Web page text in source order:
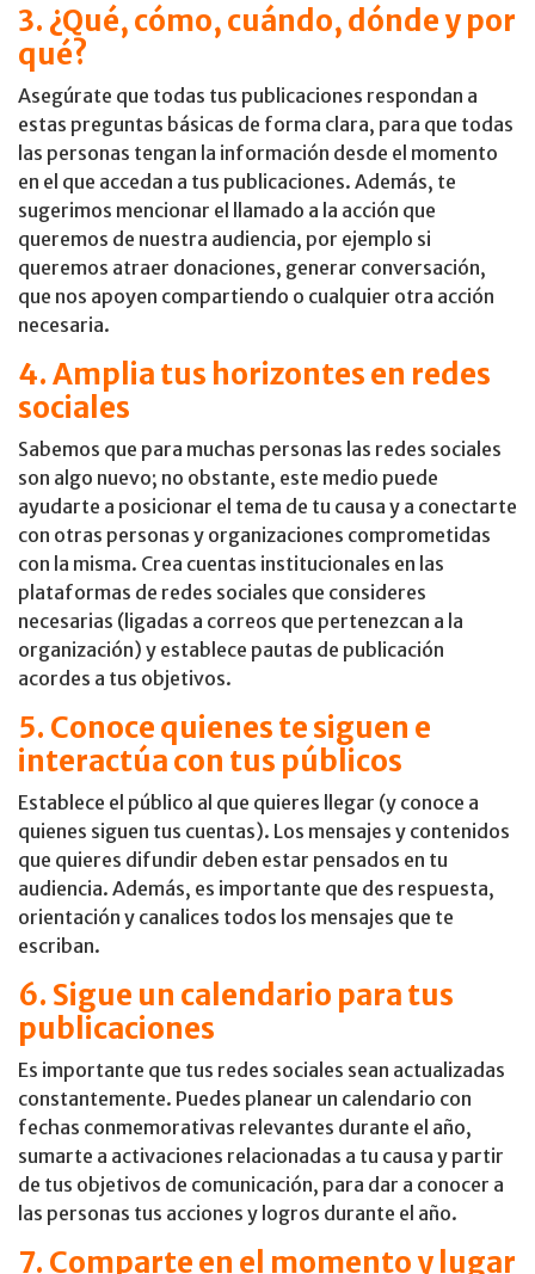
3. ¿Qué, cómo, cuándo, dónde y por
qué?
Asegúrate que todas tus publicaciones respondan a
estas preguntas básicas de forma clara, para que todas
las personas tengan la información desde el momento
en el que accedan a tus publicaciones. Además, te
sugerimos mencionar el llamado a la acción que
queremos de nuestra audiencia, por ejemplo si
queremos atraer donaciones, generar conversación,
que nos apoyen compartiendo o cualquier otra acción
necesaria.
4. Amplia tus horizontes en redes
sociales
Sabemos que para muchas personas las redes sociales
son algo nuevo; no obstante, este medio puede
ayudarte a posicionar el tema de tu causa y a conectarte
con otras personas y organizaciones comprometidas
con la misma. Crea cuentas institucionales en las
plataformas de redes sociales que consideres
necesarias (ligadas a correos que pertenezcan a la
organización) y establece pautas de publicación
acordes a tus objetivos.
5. Conoce quienes te siguen e
interactúa con tus públicos
Establece el público al que quieres llegar (y conoce a
quienes siguen tus cuentas). Los mensajes y contenidos
que quieres difundir deben estar pensados en tu
audiencia. Además, es importante que des respuesta,
orientación y canalices todos los mensajes que te
escriban.
6. Sigue un calendario para tus
publicaciones
Es importante que tus redes sociales sean actualizadas
constantemente. Puedes planear un calendario con
fechas conmemorativas relevantes durante el año,
sumarte a activaciones relacionadas a tu causa y partir
de tus objetivos de comunicación, para dar a conocer a
las personas tus acciones y logros durante el año.
7. Comparte en el momento y lugar